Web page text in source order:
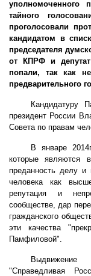
тайного
проголосовали
кандидатом в
председателя
от КПРФ и
попали, так как
предварительного
Кандидатуру
президент России
Совета по правам
В январе
которые являются
преданность делу и
человека как
репутация и
сообществе, дар
гражданского
эти качества
Памфиловой".
"Справедливая